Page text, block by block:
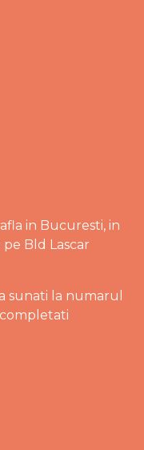
in Bucuresti, in
Bld Lascar
sunati la numarul